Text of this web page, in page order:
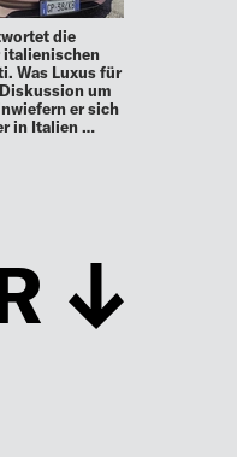
die
italienischen
Was Luxus für
um
er sich
in Italien …